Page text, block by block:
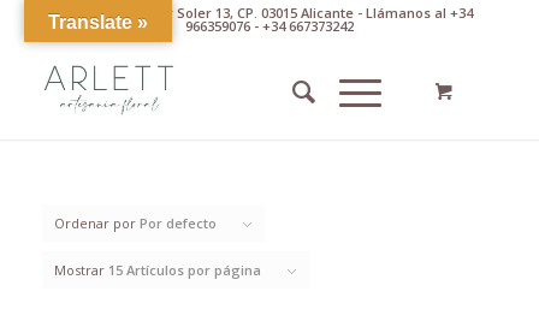
Av. Pintor Xavier Soler 13, CP. 03015 Alicante - Llámanos al +34
966359076 - +34 667373242
Ordenar por Por defecto
Mostrar 15 Artículos por página
Translate »